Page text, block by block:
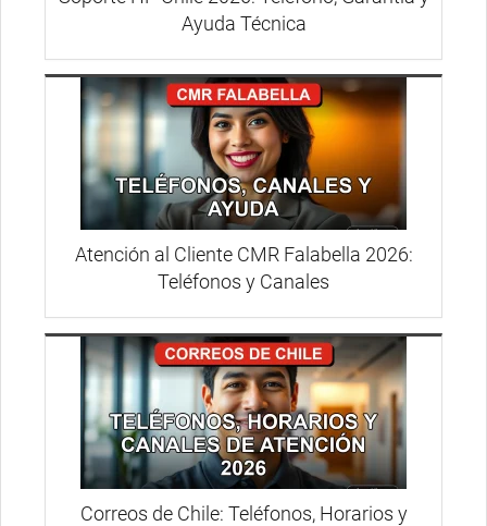
Ayuda Técnica
Atención al Cliente CMR Falabella 2026:
Teléfonos y Canales
Correos de Chile: Teléfonos, Horarios y